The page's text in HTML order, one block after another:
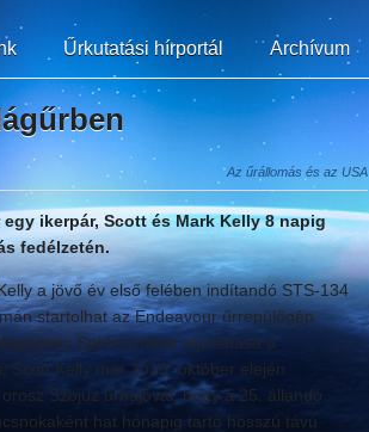
Űrkutatási hírportál Archívum
Az űrállomás és az USA
ikerpár, Scott és Mark Kelly 8 napig
fedélzetén.
a jövő év első felében indítandó STS-134
startolhat az Endeavour űrrepülőgép
Spektrométer eljuttatása a
Scott Kelly már 2010. október elején
Szojuz űrhajóval, hogy a 25. állandó
hat hónapig tartó hosszú távú